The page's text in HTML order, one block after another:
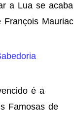
a Lua se acaba
Mauriac
é a
Famosas de